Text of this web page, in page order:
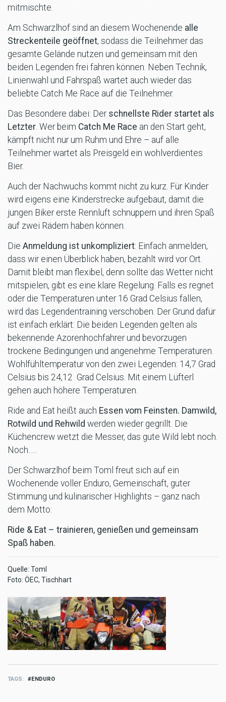
mitmischte.
Am Schwarzlhof sind an diesem Wochenende alle
Streckenteile geöffnet, sodass die Teilnehmer das
gesamte Gelände nutzen und gemeinsam mit den
beiden Legenden frei fahren können. Neben Technik,
Linienwahl und Fahrspaß wartet auch wieder das
beliebte Catch Me Race auf die Teilnehmer.
Das Besondere dabei: Der schnellste Rider startet als
Letzter . Wer beim Catch Me Race an den Start geht,
kämpft nicht nur um Ruhm und Ehre – auf alle
Teilnehmer wartet als Preisgeld ein wohlverdientes
Bier.
Auch der Nachwuchs kommt nicht zu kurz. Für Kinder
wird eigens eine Kinderstrecke aufgebaut, damit die
jungen Biker erste Rennluft schnuppern und ihren Spaß
auf zwei Rädern haben können.
Die Anmeldung ist unkompliziert: Einfach anmelden,
dass wir einen Überblick haben, bezahlt wird vor Ort.
Damit bleibt man flexibel, denn sollte das Wetter nicht
mitspielen, gibt es eine klare Regelung. Falls es regnet
oder die Temperaturen unter 16 Grad Celsius fallen,
wird das Legendentraining verschoben. Der Grund dafür
ist einfach erklärt: Die beiden Legenden gelten als
bekennende Azorenhochfahrer und bevorzugen
trockene Bedingungen und angenehme Temperaturen.
Wohlfühltemperatur von den zwei Legenden: 14,7 Grad
Celsius bis 24,12 Grad Celsius. Mit einem Lüfterl
gehen auch höhere Temperaturen.
Ride and Eat heißt auch Essen vom Feinsten. Damwild,
Rotwild und Rehwild werden wieder gegrillt. Die
Küchencrew wetzt die Messer, das gute Wild lebt noch.
Noch…..
Der Schwarzlhof beim Toml freut sich auf ein
Wochenende voller Enduro, Gemeinschaft, guter
Stimmung und kulinarischer Highlights – ganz nach
dem Motto:
Ride & Eat – trainieren, genießen und gemeinsam
Spaß haben.
Quelle: Toml
Foto: ÖEC, Tischhart
TAGS ENDURO